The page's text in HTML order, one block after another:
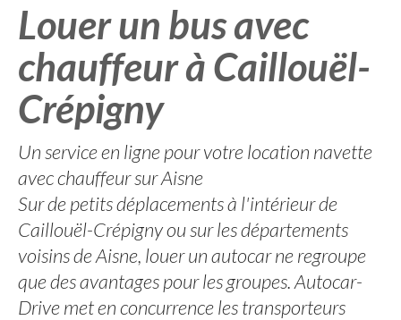
Louer un bus avec
chauffeur à Caillouël-
Crépigny
Un service en ligne pour votre location navette
avec chauffeur sur Aisne
Sur de petits déplacements à l'intérieur de
Caillouël-Crépigny ou sur les départements
voisins de Aisne, louer un autocar ne regroupe
que des avantages pour les groupes. Autocar-
Drive met en concurrence les transporteurs